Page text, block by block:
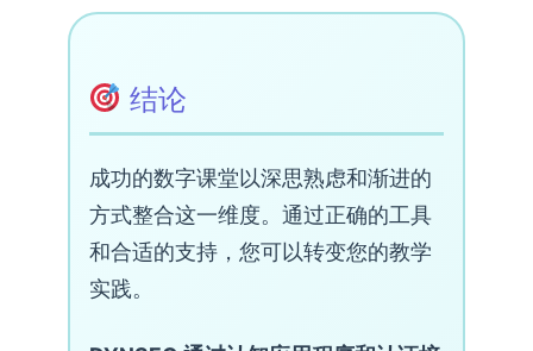
结论
成功的数字课堂以深思熟虑和渐进的
方式整合这一维度。通过正确的工具
和合适的支持，您可以转变您的教学
实践。